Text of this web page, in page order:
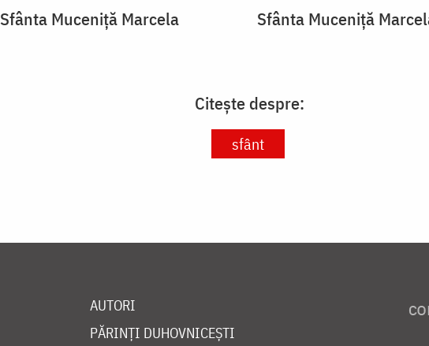
Sfânta Muceniță Marcela Sfânta Muceniță
Citește despre:
sfânt
AUTORI
PĂRINȚI DUHOVNICEȘTI